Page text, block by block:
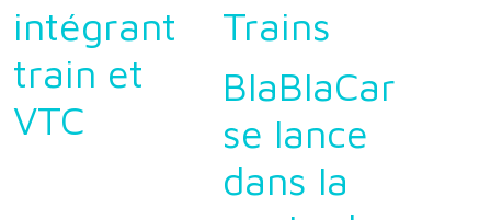
intégrant
train et
VTC
Trains
BlaBlaCar
se lance
dans la